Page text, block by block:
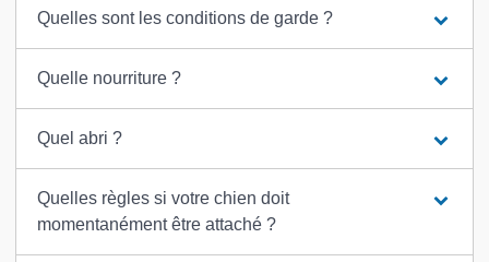
Quelles sont les conditions de garde ?
Quelle nourriture ?
Quel abri ?
Quelles règles si votre chien doit
momentanément être attaché ?